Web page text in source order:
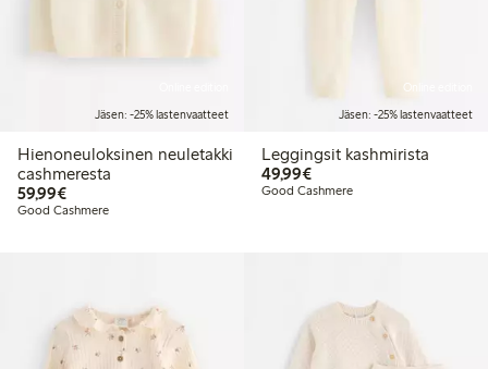
Jäsen: -25% lastenvaatteet
Hienoneuloksinen neuletakki
cashmeresta
59,99€59,99 €
Good Cashmere
Jäsen: -25% lastenvaatteet
Leggingsit kashmirista
49,99€49,99 €
Good Cashmere